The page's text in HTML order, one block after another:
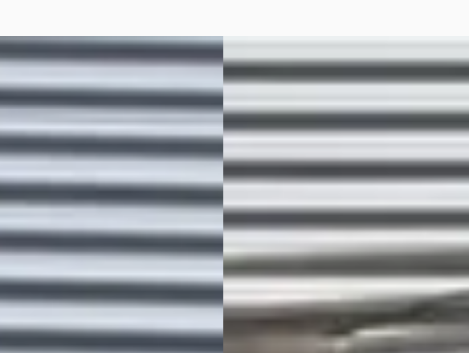
Custom·2025
300 AUT8 LIMITED /
AUTO / P.CAM /
VERW.
mnd
km · Diesel · Automaat
Auto's· Deventer 4,3(83)
geleden geplaatst
→
Opel MOVANO·2016
2.3 CDTI L1H1 / 1e EIGENAAR / ECC / NAVI /
€ 9.940
v.a. € 211/mnd
2016 · 153.902 km · Diesel · Handgeschakeld
Grouwstra Auto's· Deventer 4,3(83)
880 dagen geleden geplaatst
Bekijk aanbieding →